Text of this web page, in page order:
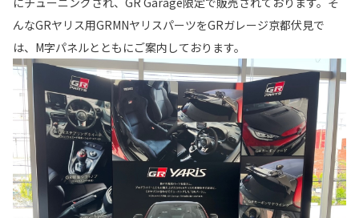
んなGRヤリス用GRMNヤリスパーツをGRガレージ京都伏見で
は、M字パネルとともにご案内しております。